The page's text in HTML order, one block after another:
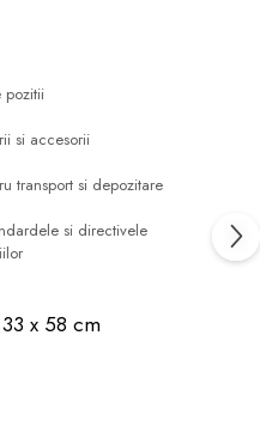
pozitii
si accesorii
transport si depozitare
si directivele
x 58 cm